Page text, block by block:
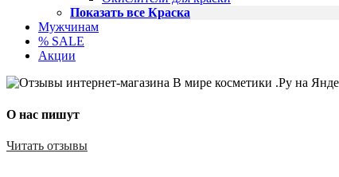
Показать все Краска
Мужчинам
% SALE
Акции
О нас пишут
Читать отзывы